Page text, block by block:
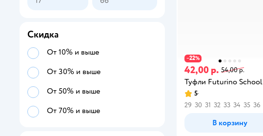
−22%
42,00 р. 54,00 р.
Туфли Futurino School
5
29 30 31 32 33 34 35 36
В корзину
31
32
33
34
35
Скидка
От 10% и выше
От 30% и выше
От 50% и выше
От 70% и выше